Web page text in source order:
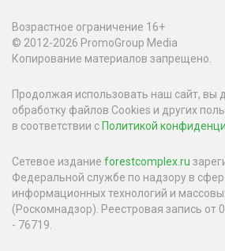
Возрастное ограничение 16+
© 2012-2026 PromoGroup Media
Копирование материалов запрещено.
Продолжая использовать наш сайт, вы
обработку файлов Cookies и других
в соответствии сПолитикой
Сетевое издание forestcomplex.ru
Федеральной службе по надзору в
информационных технологий и
(Роскомнадзор). Реестровая запись
- 76719.